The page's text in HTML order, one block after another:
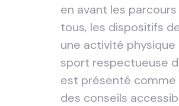
en avant les
tous, les dispositifs
une activité
sport respectueuse
est présenté comme
des conseils